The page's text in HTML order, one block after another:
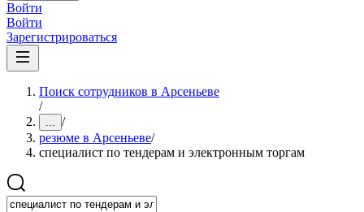
Войти
Войти
Зарегистрироваться
Поиск сотрудников в Арсеньеве
/
... /
резюме в Арсеньеве/
специалист по тендерам и электронным торгам